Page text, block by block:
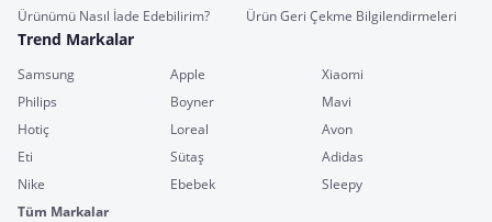
Ürünümü Nasıl İade Edebilirim?
Ürün Geri Çekme Bilgilendirmeleri
Trend Markalar
Samsung Apple
Xiaomi
Philips
Boyner
Mavi
Hotiç
Loreal
Avon
Eti
Sütaş
Adidas
Nike
Ebebek
Sleepy
Tüm Markalar